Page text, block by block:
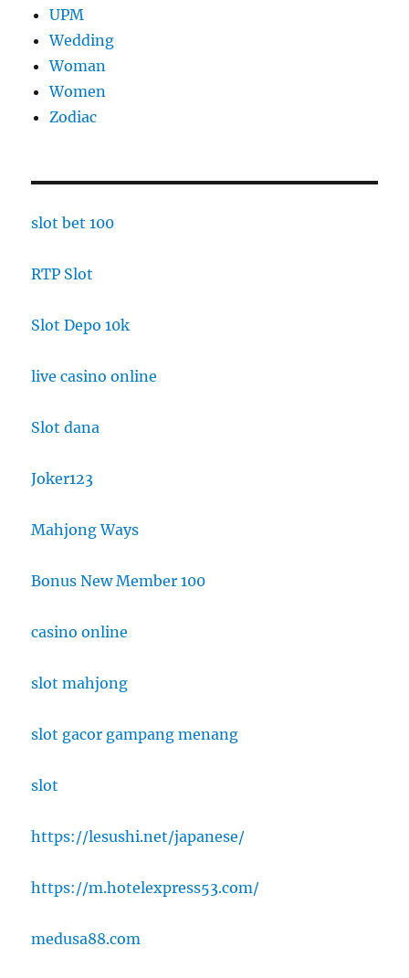
UPM
Wedding
Woman
Women
Zodiac
slot bet 100
RTP Slot
Slot Depo 10k
live casino online
Slot dana
Joker123
Mahjong Ways
Bonus New Member 100
casino online
slot mahjong
slot gacor gampang menang
slot
https://lesushi.net/japanese/
https://m.hotelexpress53.com/
medusa88.com